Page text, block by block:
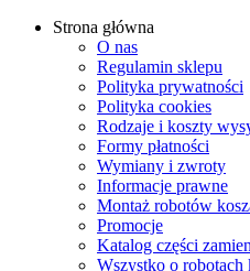
Strona główna
O nas
Regulamin sklepu
Polityka prywatności
Polityka cookies
Rodzaje i koszty
Formy płatności
Wymiany i zwroty
Informacje prawne
Montaż robotów
Promocje
Katalog części
Wszystko o robotach